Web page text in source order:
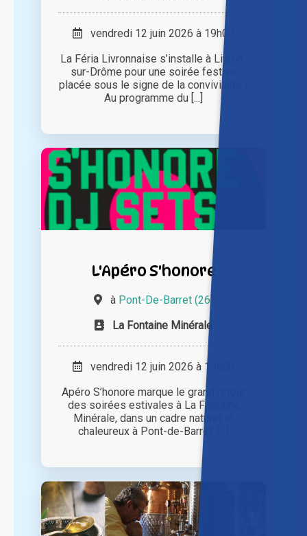
vendredi 12 juin 2026 à 19h00
La Féria Livronnaise s’installe à Livron-
sur-Drôme pour une soirée festive
placée sous le signe de la convivialité !
Au programme du [...]
L'Apéro S'honore
à Pont-De-Barret (26)
La Fontaine Minérale
vendredi 12 juin 2026 à 19h00
Apéro S’honore marque le grand retour
des soirées estivales à La Fontaine
Minérale, dans un cadre naturel et
chaleureux à Pont-de-Barret. [...]